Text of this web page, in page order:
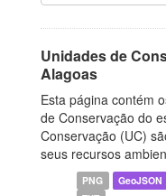
Unidades de
Alagoas
Esta página contém
de Conservação do
Conservação (UC)
seus recursos
PNG GeoJSON